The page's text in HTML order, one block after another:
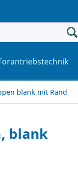
blank mit Rand
blank